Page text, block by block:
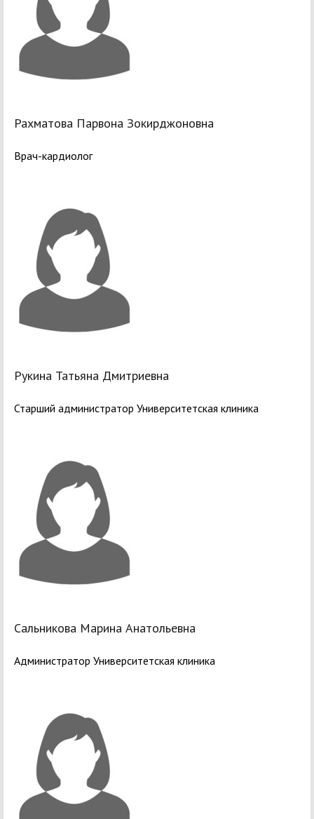
Рахматова Парвона Зокирджоновна
Врач-кардиолог
Рукина Татьяна Дмитриевна
Старший администратор Университетская клиника
Сальникова Марина Анатольевна
Администратор Университетская клиника